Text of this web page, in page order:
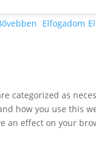
Elfogadom
categorized as
how you use this
an effect on your